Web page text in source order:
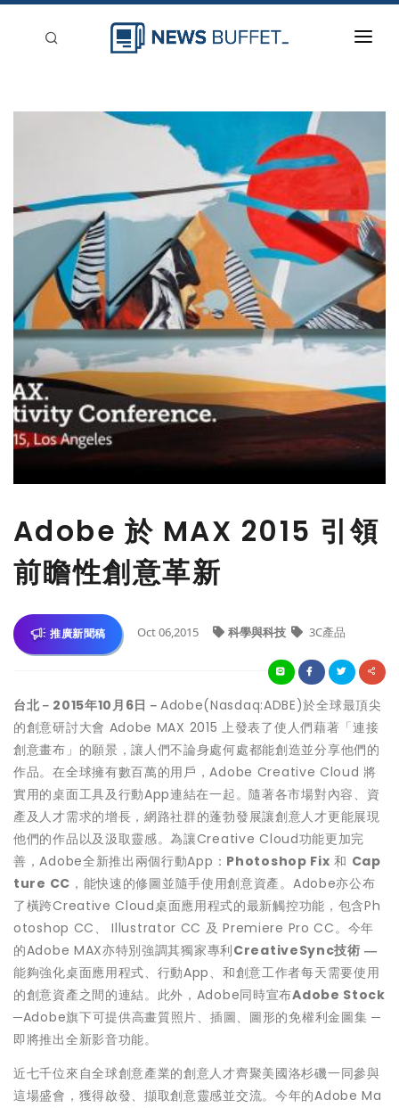
Adobe 於 MAX 2015 引領
前瞻性創意革新
推廣新聞稿 Oct 06,2015 科學與科技 3C產品
台北－ 2015年10月 6日－ Adobe(Nasdaq:ADBE)於全球最頂尖
的創意研討大會 Adobe MAX 2015 上發表了使人們藉著「連接
創意畫布」的願景，讓人們不論身處何處都能創造並分享他們的
作品。在全球擁有數百萬的用戶，Adobe Creative Cloud 將
實用的桌面工具及行動App連結在一起。隨著各市場對內容、資
產及人才需求的增長，網路社群的蓬勃發展讓創意人才更能展現
他們的作品以及汲取靈感。為讓Creative Cloud功能更加完
善，Adobe全新推出兩個行動App： Photoshop Fix 和 Cap
ture CC ，能快速的修圖並隨手使用創意資產。Adobe亦公布
了橫跨Creative Cloud桌面應用程式的最新觸控功能，包含Ph
otoshop CC、 Illustrator CC 及 Premiere Pro CC。今年
的Adobe MAX亦特別強調其獨家專利CreativeSync技術 ―
能夠強化桌面應用程式、行動App、和創意工作者每天需要使用
的創意資產之間的連結。此外，Adobe同時宣布Adobe Stock
─Adobe旗下可提供高畫質照片、插圖、圖形的免權利金圖集 ─
即將推出全新影音功能。
近七千位來自全球創意產業的創意人才齊聚美國洛杉磯一同參與
這場盛會，獲得啟發、擷取創意靈感並交流。今年的Adobe Ma